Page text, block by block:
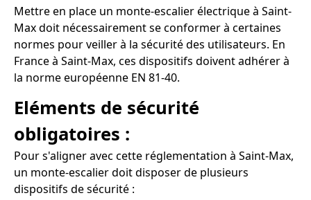
Mettre en place un monte-escalier électrique à Saint-
Max doit nécessairement se conformer à certaines
normes pour veiller à la sécurité des utilisateurs. En
France à Saint-Max, ces dispositifs doivent adhérer à
la norme européenne EN 81-40.
Eléments de sécurité
obligatoires :
Pour s'aligner avec cette réglementation à Saint-Max,
un monte-escalier doit disposer de plusieurs
dispositifs de sécurité :